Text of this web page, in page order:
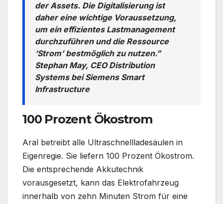
der Assets. Die Digitalisierung ist
daher eine wichtige Voraussetzung,
um ein effizientes Lastmanagement
durchzuführen und die Ressource
‘Strom’ bestmöglich zu nutzen.”
Stephan May, CEO Distribution
Systems bei Siemens Smart
Infrastructure
100 Prozent Ökostrom
Aral betreibt alle Ultraschnellladesäulen in
Eigenregie. Sie liefern 100 Prozent Ökostrom.
Die entsprechende Akkutechnik
vorausgesetzt, kann das Elektrofahrzeug
innerhalb von zehn Minuten Strom für eine